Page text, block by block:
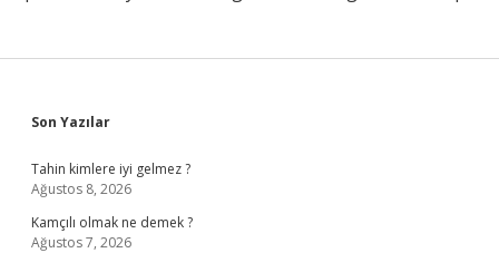
Sidebar
Son Yazılar
Tahin kimlere iyi gelmez ?
Ağustos 8, 2026
Kamçılı olmak ne demek ?
Ağustos 7, 2026